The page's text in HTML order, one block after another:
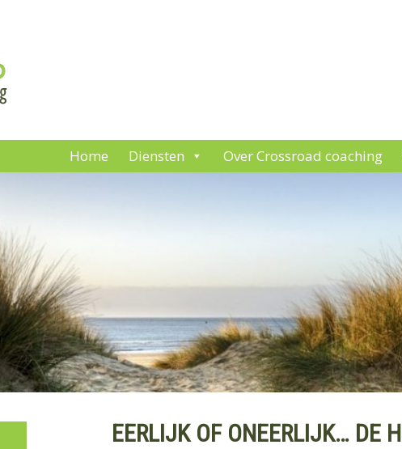
Home Diensten Over Crossroad coaching
EERLIJK OF ONEERLIJK… DE